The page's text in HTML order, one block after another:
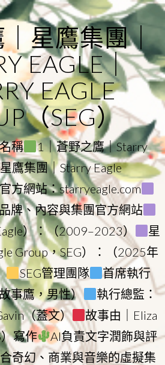
星鷹集團｜
EAGLE｜
EAGLE
（SEG）
稱
1｜蒼野之鷹｜Starry
鷹集團｜Starry Eagle
方網站：starryeagle.com
牌、內容與集團官方網站
）：（2009–2023）
星
Group，SEG）：（2025年
SEG管理團隊
首席執行
事鷹，男性）
執行總監：
（蓋文）
故事由｜Eliza
寫作
AI負責文字潤飾與評
奇幻、商業與音樂的虛擬集